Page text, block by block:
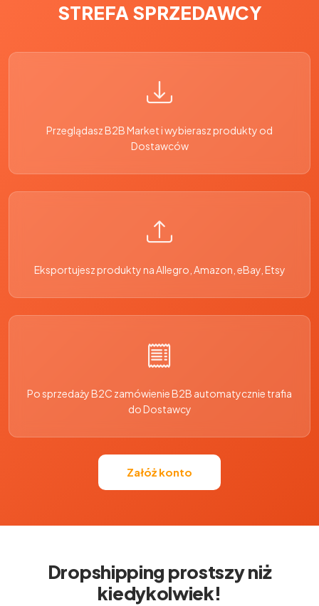
STREFA SPRZEDAWCY
Przeglądasz B2B Market i wybierasz produkty od
Dostawców
Eksportujesz produkty na Allegro, Amazon, eBay, Etsy
Po sprzedaży B2C zamówienie B2B automatycznie trafia
do Dostawcy
Załóż konto
Dropshipping prostszy niż
kiedykolwiek!